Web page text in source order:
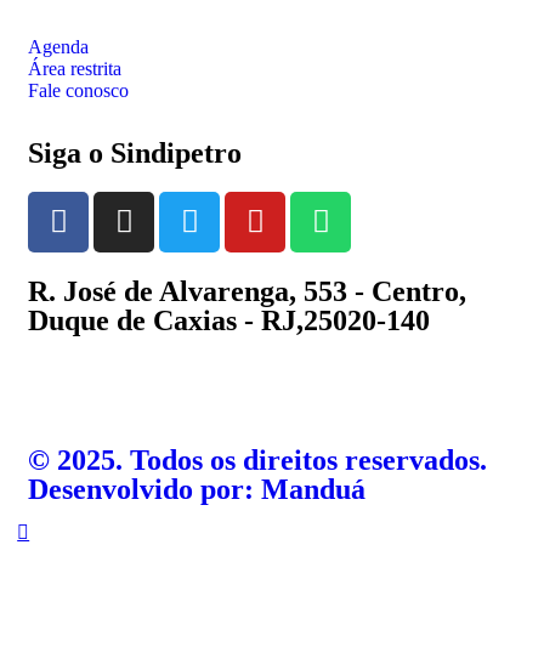
Agenda
Área restrita
Fale conosco
Siga o Sindipetro
R. José de Alvarenga, 553 - Centro,
Duque de Caxias - RJ,25020-140
©️ 2025. Todos os direitos reservados.
Desenvolvido por: Manduá